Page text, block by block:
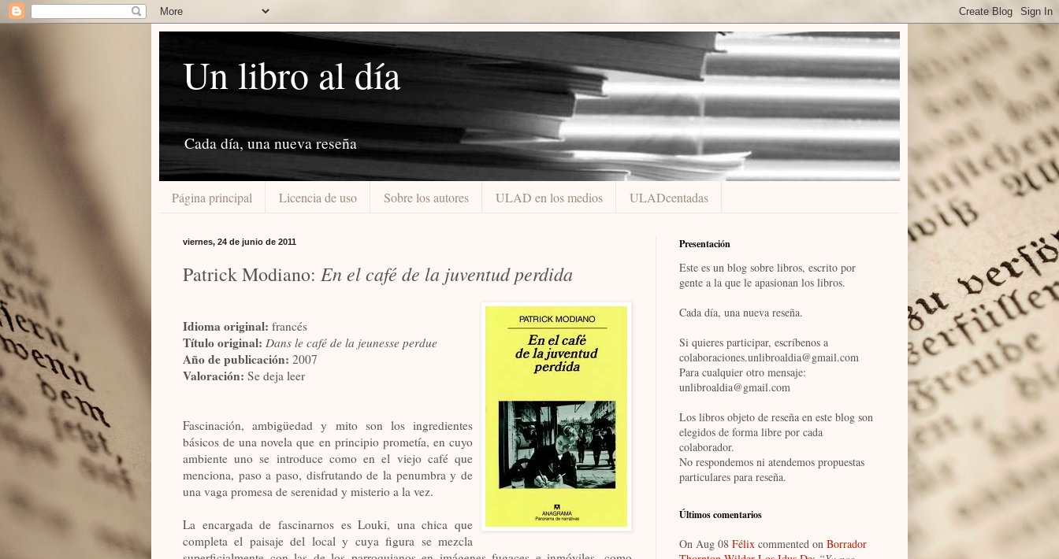
Un libro al día
Cada día, una nueva reseña
Página principal Licencia de uso Sobre los autores ULAD en los medios ULADcentadas
viernes, 24 de junio de 2011
Patrick Modiano: En el café de la juventud perdida
Idioma original: francés
Título original: Dans le café de la jeunesse perdue
Año de publicación: 2007
Valoración: Se deja leer
Fascinación, ambigüedad y mito son los ingredientes
básicos de una novela que en principio prometía, en cuyo
ambiente uno se introduce como en el viejo café que
menciona, paso a paso, disfrutando de la penumbra y de
una vaga promesa de serenidad y misterio a la vez.
La encargada de fascinarnos es Louki, una chica que
completa el paisaje del local y cuya figura se mezcla
Presentación
Este es un blog sobre libros, escrito por
gente a la que le apasionan los libros.
Cada día, una nueva reseña.
Si quieres participar, escríbenos a
colaboraciones.unlibroaldia@gmail.com
Para cualquier otro mensaje:
unlibroaldia@gmail.com
Los libros objeto de reseña en este blog son
elegidos de forma libre por cada
colaborador.
No respondemos ni atendemos propuestas
particulares para reseña.
Últimos comentarios
On Aug 08 Félix commented on Borrador